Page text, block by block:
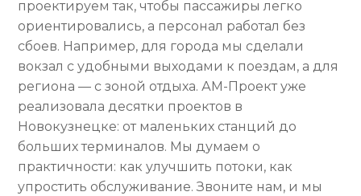
проектируем так, чтобы пассажиры легко
ориентировались, а персонал работал без
сбоев. Например, для города мы сделали
вокзал с удобными выходами к поездам, а для
региона — с зоной отдыха. АМ-Проект уже
реализовала десятки проектов в
Новокузнецке: от маленьких станций до
больших терминалов. Мы думаем о
практичности: как улучшить потоки, как
упростить обслуживание. Звоните нам, и мы